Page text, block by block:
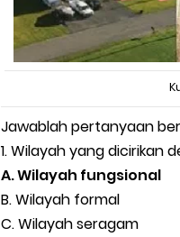
Jawablah pertanyaan
1. Wilayah yang dicirikan
A. Wilayah fungsional
B. Wilayah formal
C. Wilayah seragam